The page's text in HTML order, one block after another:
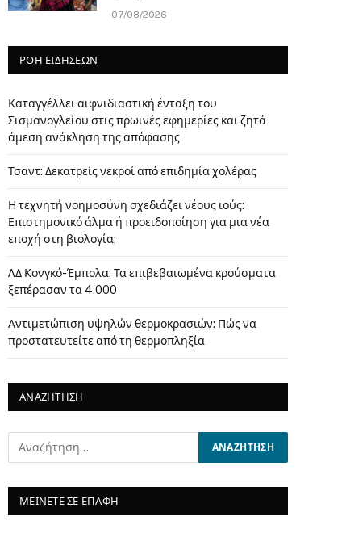
07/08/2026
ΡΟΗ ΕΙΔΗΣΕΩΝ
Καταγγέλλει αιφνιδιαστική ένταξη του
Σισμανογλείου στις πρωινές εφημερίες και ζητά
άμεση ανάκληση της απόφασης
Τσαντ: Δεκατρείς νεκροί από επιδημία χολέρας
Η τεχνητή νοημοσύνη σχεδιάζει νέους ιούς:
Επιστημονικό άλμα ή προειδοποίηση για μια νέα
εποχή στη βιολογία;
ΛΔ Κονγκό-Έμπολα: Τα επιβεβαιωμένα κρούσματα
ξεπέρασαν τα 4.000
Αντιμετώπιση υψηλών θερμοκρασιών: Πώς να
προστατευτείτε από τη θερμοπληξία
ΑΝΑΖΗΤΗΣΗ
ΜΕΙΝΕΤΕ ΣΕ ΕΠΑΦΗ